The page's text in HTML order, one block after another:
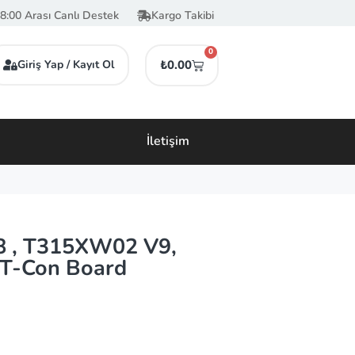
Arası Canlı Destek Kargo Takibi
Giriş Yap / Kayıt Ol ₺0.00
0
İletişim
, T315XW02 V9,
Con Board